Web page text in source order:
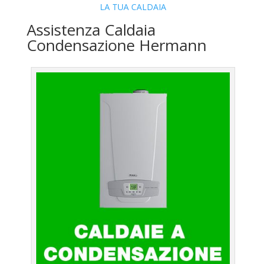
LA TUA CALDAIA
Assistenza Caldaia
Condensazione Hermann